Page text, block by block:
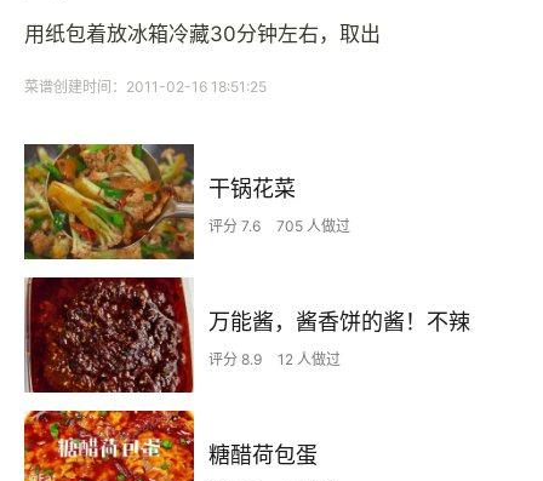
用纸包着放冰箱冷藏30分钟左右，取出
菜谱创建时间：2011-02-16 18:51:25
干锅花菜
评分 7.6 705 人做过
万能酱，酱香饼的酱！不辣
评分 8.9 12 人做过
糖醋荷包蛋